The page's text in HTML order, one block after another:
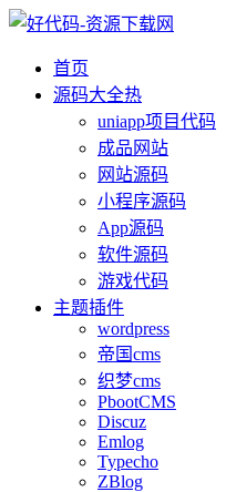
首页
源码大全热
uniapp项目代码
成品网站
网站源码
小程序源码
App源码
软件源码
游戏代码
主题插件
wordpress
帝国cms
织梦cms
PbootCMS
Discuz
Emlog
Typecho
ZBlog